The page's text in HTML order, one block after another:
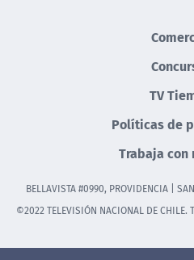
TV
Políticas de
Trabaja con
BELLAVISTA #0990, PROVIDENCIA |
©2022 TELEVISIÓN NACIONAL DE CHILE.